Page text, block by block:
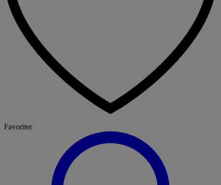
Favoriter